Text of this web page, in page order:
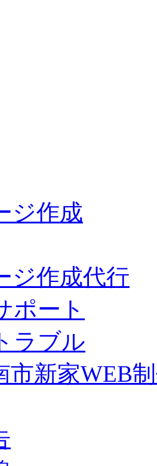
ジ作成
ジ作成代行
ポート
ラブル
市新家WEB